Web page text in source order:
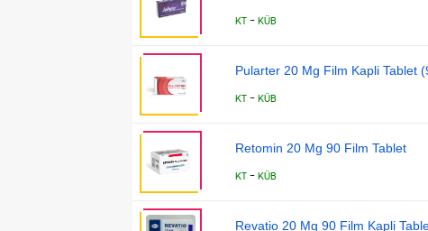
KT - KÜB
Pularter 20 Mg Film Kapli Tablet
KT - KÜB
Retomin 20 Mg 90 Film Tablet
KT - KÜB
Revatio 20 Mg 90 Film Kapli